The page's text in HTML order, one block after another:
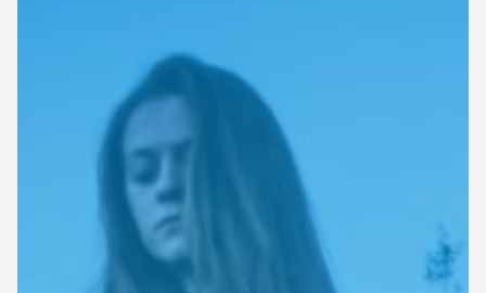
Settore tecnico, servizi e consulenze